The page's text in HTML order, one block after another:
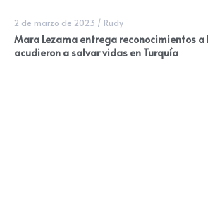
2 de marzo de 2023 / Rudy
Mara Lezama entrega reconocimientos
acudieron a salvar vidas en Turquía